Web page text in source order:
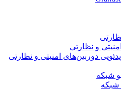
و نظارتی
دوربین‌های امنیتی و نظارتی
شبکه
شبکه